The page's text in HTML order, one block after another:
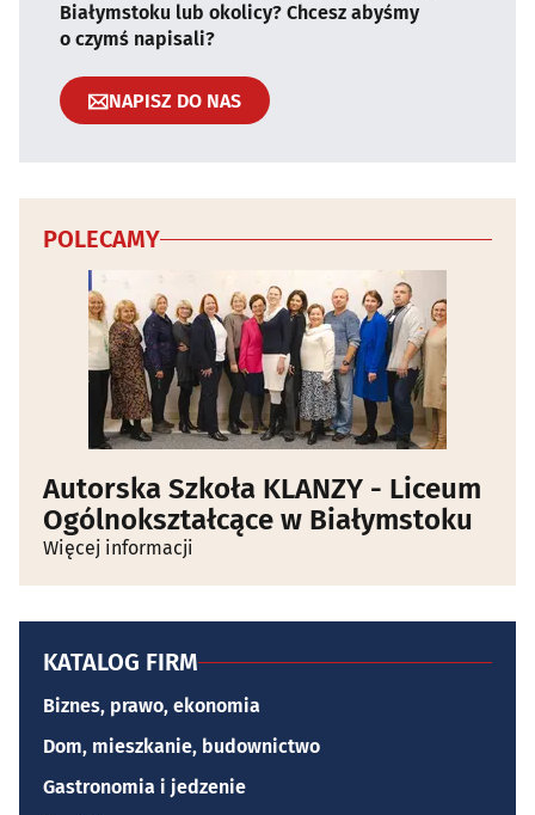
Białymstoku lub okolicy? Chcesz abyśmy
o czymś napisali?
NAPISZ DO NAS
POLECAMY
Autorska Szkoła KLANZY - Liceum
Ogólnokształcące w Białymstoku
Więcej informacji
KATALOG FIRM
Biznes, prawo, ekonomia
Dom, mieszkanie, budownictwo
Gastronomia i jedzenie